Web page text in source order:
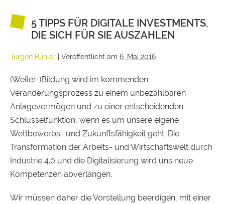
5 TIPPS FÜR DIGITALE INVESTMENTS,
DIE SICH FÜR SIE AUSZAHLEN
Jürgen Bühler Veröffentlicht am 6. Mai 2016
(Weiter-)Bildung wird im kommenden
Veränderungsprozess zu einem unbezahlbaren
Anlagevermögen und zu einer entscheidenden
Schlüsselfunktion, wenn es um unsere eigene
Wettbewerbs- und Zukunftsfähigkeit geht. Die
Transformation der Arbeits- und Wirtschaftswelt durch
Industrie 4.0 und die Digitalisierung wird uns neue
Kompetenzen abverlangen.
Wir müssen daher die Vorstellung beerdigen, mit einer